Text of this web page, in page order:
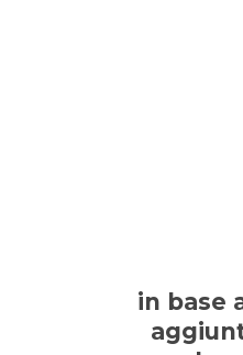
in base